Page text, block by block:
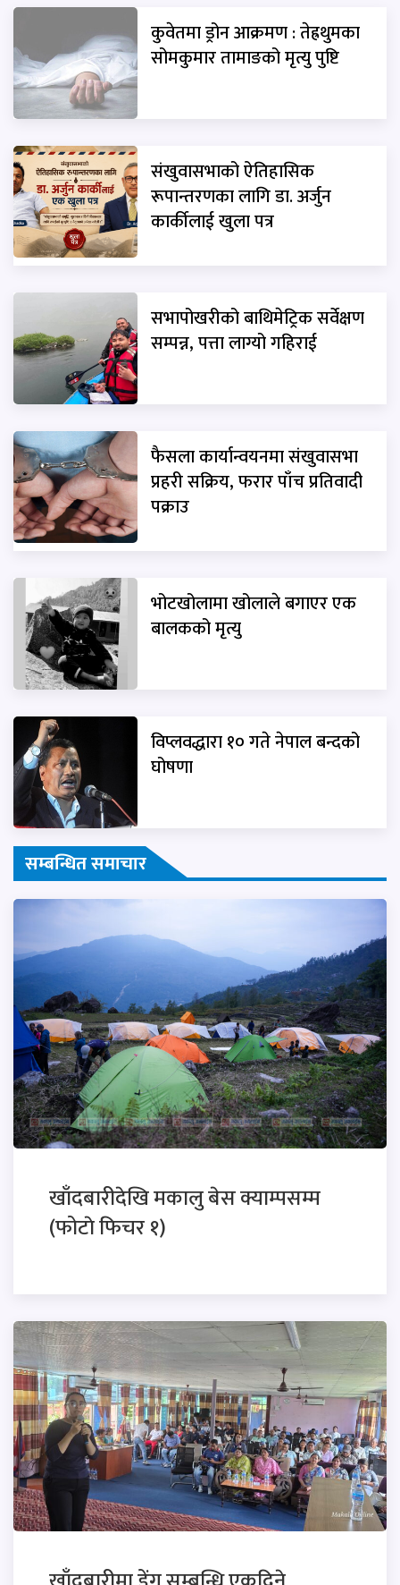
कुवेतमा ड्रोन आक्रमण : तेह्रथुमका
सोमकुमार तामाङको मृत्यु पुष्टि
संखुवासभाको ऐतिहासिक
रूपान्तरणका लागि डा. अर्जुन
कार्कीलाई खुला पत्र
सभापोखरीको बाथिमेट्रिक सर्वेक्षण
सम्पन्न, पत्ता लाग्यो गहिराई
फैसला कार्यान्वयनमा संखुवासभा
प्रहरी सक्रिय, फरार पाँच प्रतिवादी
पक्राउ
भोटखोलामा खोलाले बगाएर एक
बालकको मृत्यु
विप्लवद्धारा १० गते नेपाल बन्दको
घोषणा
सम्बन्धित समाचार
खाँदबारीदेखि मकालु बेस क्याम्पसम्म
(फोटाे फिचर १)